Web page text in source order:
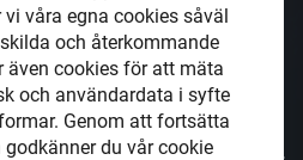
dess aktörer samt
läsvärt innehåll.
våra egna cookies såväl
och återkommande
även cookies för att mäta
och användardata i syfte
Genom att fortsätta
du vår cookie